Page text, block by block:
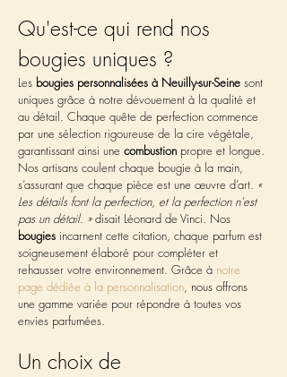
Qu'est-ce qui rend nos
bougies uniques ?
Les bougies personnalisées à Neuilly-sur-Seine sont
uniques grâce à notre dévouement à la qualité et
au détail. Chaque quête de perfection commence
par une sélection rigoureuse de la cire végétale,
garantissant ainsi une combustion propre et longue.
Nos artisans coulent chaque bougie à la main,
s’assurant que chaque pièce est une œuvre d’art. «
Les détails font la perfection, et la perfection n'est
pas un détail. » disait Léonard de Vinci. Nos
bougies incarnent cette citation, chaque parfum est
soigneusement élaboré pour compléter et
rehausser votre environnement. Grâce à notre
page dédiée à la personnalisation, nous offrons
une gamme variée pour répondre à toutes vos
envies parfumées.
Un choix de